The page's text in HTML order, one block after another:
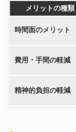
メリットの種類
時間面のメリット
費用・手間の軽減
精神的負担の軽減